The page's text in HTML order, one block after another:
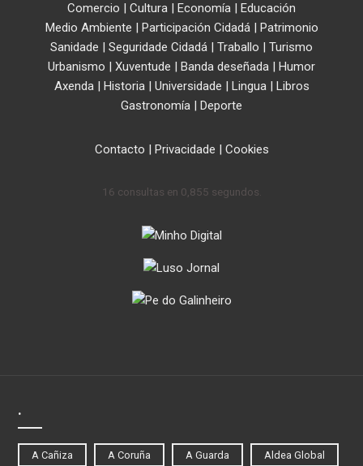
Comercio | Cultura | Economía | Educación
Medio Ambiente | Participación Cidadá| Patrimonio
Sanidade | Seguridade Cidadá | Traballo | Turismo
Urbanismo | Xuventude | Banda deseñada | Humor
Axenda| Historia| Universidade | Lingua| Libros
Gastronomía | Deporte
Contacto | Privacidade | Cookies
16 consultas en 0,855 segundos.
.
A Cañiza A Coruña A Guarda Aldea Global